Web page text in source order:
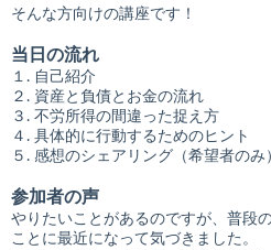
そんな方向けの講座です！
当日の流れ
１. 自己紹介
２. 資産と負債とお金の流れ
３. 不労所得の間違った捉え方
４. 具体的に行動するためのヒント
５. 感想のシェアリング（希望者のみ
参加者の声
やりたいことがあるのですが、普段
ことに最近になって気づきました。